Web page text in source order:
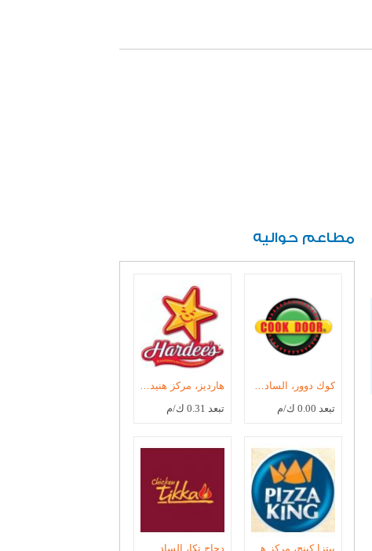
مطاعم حواليه
تبعد 0.00 ك/م تبعد 0.31 ك/م